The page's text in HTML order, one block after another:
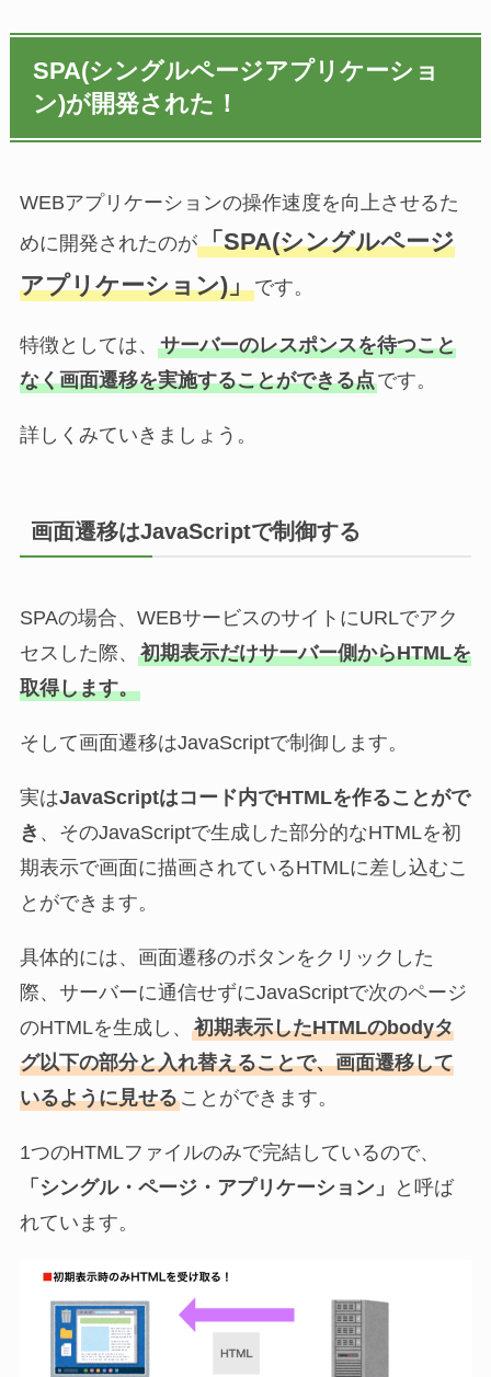
SPA(シングルページアプリケーショ
ン)が開発された！
WEBアプリケーションの操作速度を向上させるた
めに開発されたのが「SPA(シングルページ
アプリケーション)」です。
特徴としては、 サーバーのレスポンスを待つこと
なく画面遷移を実施することができる点です。
詳しくみていきましょう。
画面遷移はJavaScriptで制御する
SPAの場合、WEBサービスのサイトにURLでアク
セスした際、 初期表示だけサーバー側からHTMLを
取得します。
そして画面遷移はJavaScriptで制御します。
実はJavaScriptはコード内でHTMLを作ることがで
き 、そのJavaScriptで生成した部分的なHTMLを初
期表示で画面に描画されているHTMLに差し込むこ
とができます。
具体的には、画面遷移のボタンをクリックした
際、サーバーに通信せずにJavaScriptで次のページ
のHTMLを生成し、 初期表示したHTMLのbodyタ
グ以下の部分と入れ替えることで、画面遷移して
いるように見せることができます。
1つのHTMLファイルのみで完結しているので、
「シングル・ページ・アプリケーション」
と呼ば
れています。